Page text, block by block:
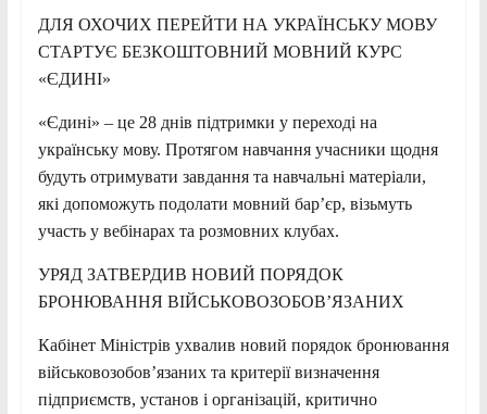
ДЛЯ ОХОЧИХ ПЕРЕЙТИ НА УКРАЇНСЬКУ МОВУ
СТАРТУЄ БЕЗКОШТОВНИЙ МОВНИЙ КУРС
«ЄДИНІ»
«Єдині» – це 28 днів підтримки у переході на
українську мову. Протягом навчання учасники щодня
будуть отримувати завдання та навчальні матеріали,
які допоможуть подолати мовний бар’єр, візьмуть
участь у вебінарах та розмовних клубах.
УРЯД ЗАТВЕРДИВ НОВИЙ ПОРЯДОК
БРОНЮВАННЯ ВІЙСЬКОВОЗОБОВ’ЯЗАНИХ
Кабінет Міністрів ухвалив новий порядок бронювання
військовозобов’язаних та критерії визначення
підприємств, установ і організацій, критично